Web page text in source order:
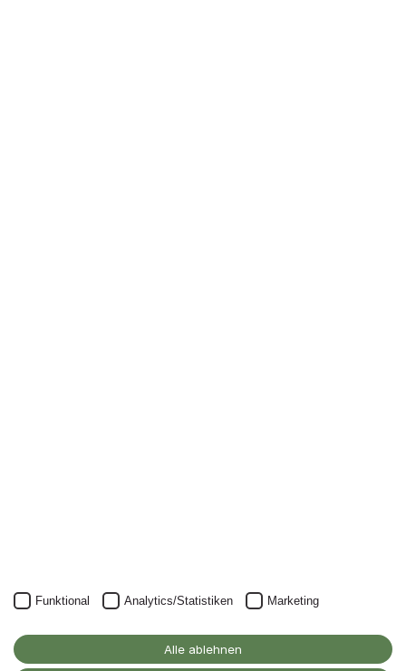
Alanus Hochschule
für Kunst und Gesellschaft
Funktional Analytics/Statistiken Marketing
Alle ablehnen